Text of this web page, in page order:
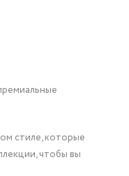
стиле, которые
чтобы вы